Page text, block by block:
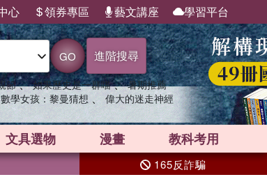
心 領券專區 藝文講座 學習平台
GO 進階搜尋
節 、 如果歷史是一群喵 、 暑期推薦
數學女孩：黎曼猜想 、 偉大的迷走神經
文具選物 漫畫 教科考用
165反詐騙